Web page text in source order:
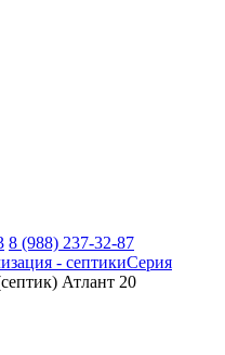
8 (988) 237-32-87
- септикиСерия
Атлант 20